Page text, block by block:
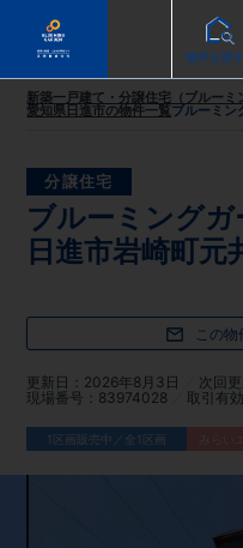
物件を探す
新築一戸建て・分譲住宅（ブルーミ
愛知県日進市の物件一覧ブルーミン
分譲住宅
ブルーミングガ
日進市岩崎町元
この
更新日 2026年8月3日 次回
現場番号
83974028 取引有
1区画販売中／全1区画